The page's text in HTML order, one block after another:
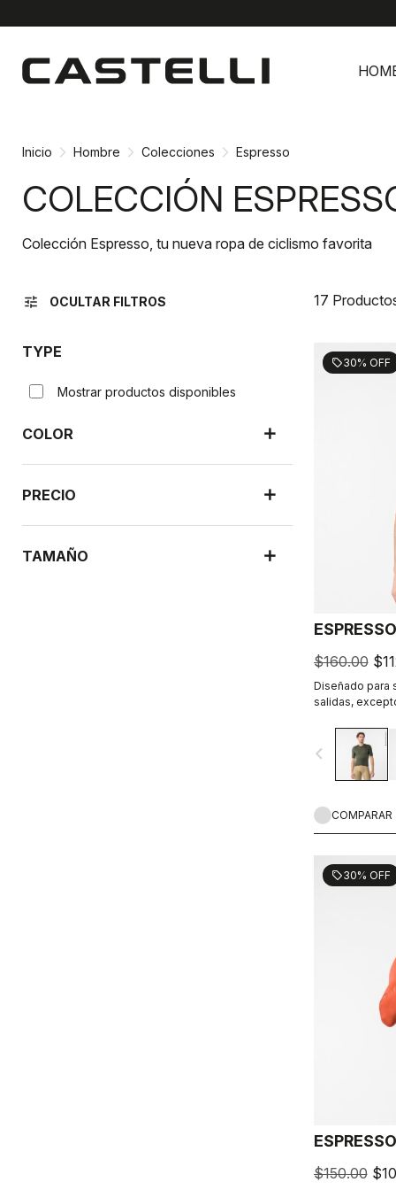
contenido
Inicio Hombre Colecciones Espresso
COLECCIÓN
Colección Espresso, tu nueva ropa de ciclismo favorita
tune OCULTAR FILTROS 17
TYPE
Mostrar productos disponibles
COLOR
PRECIO
TAMAÑO
sell30% OFF
$160.00
Diseñado para
salidas,
refinados. 2.0.
navigate_before
COMPARAR
sell30% OFF
$150.00